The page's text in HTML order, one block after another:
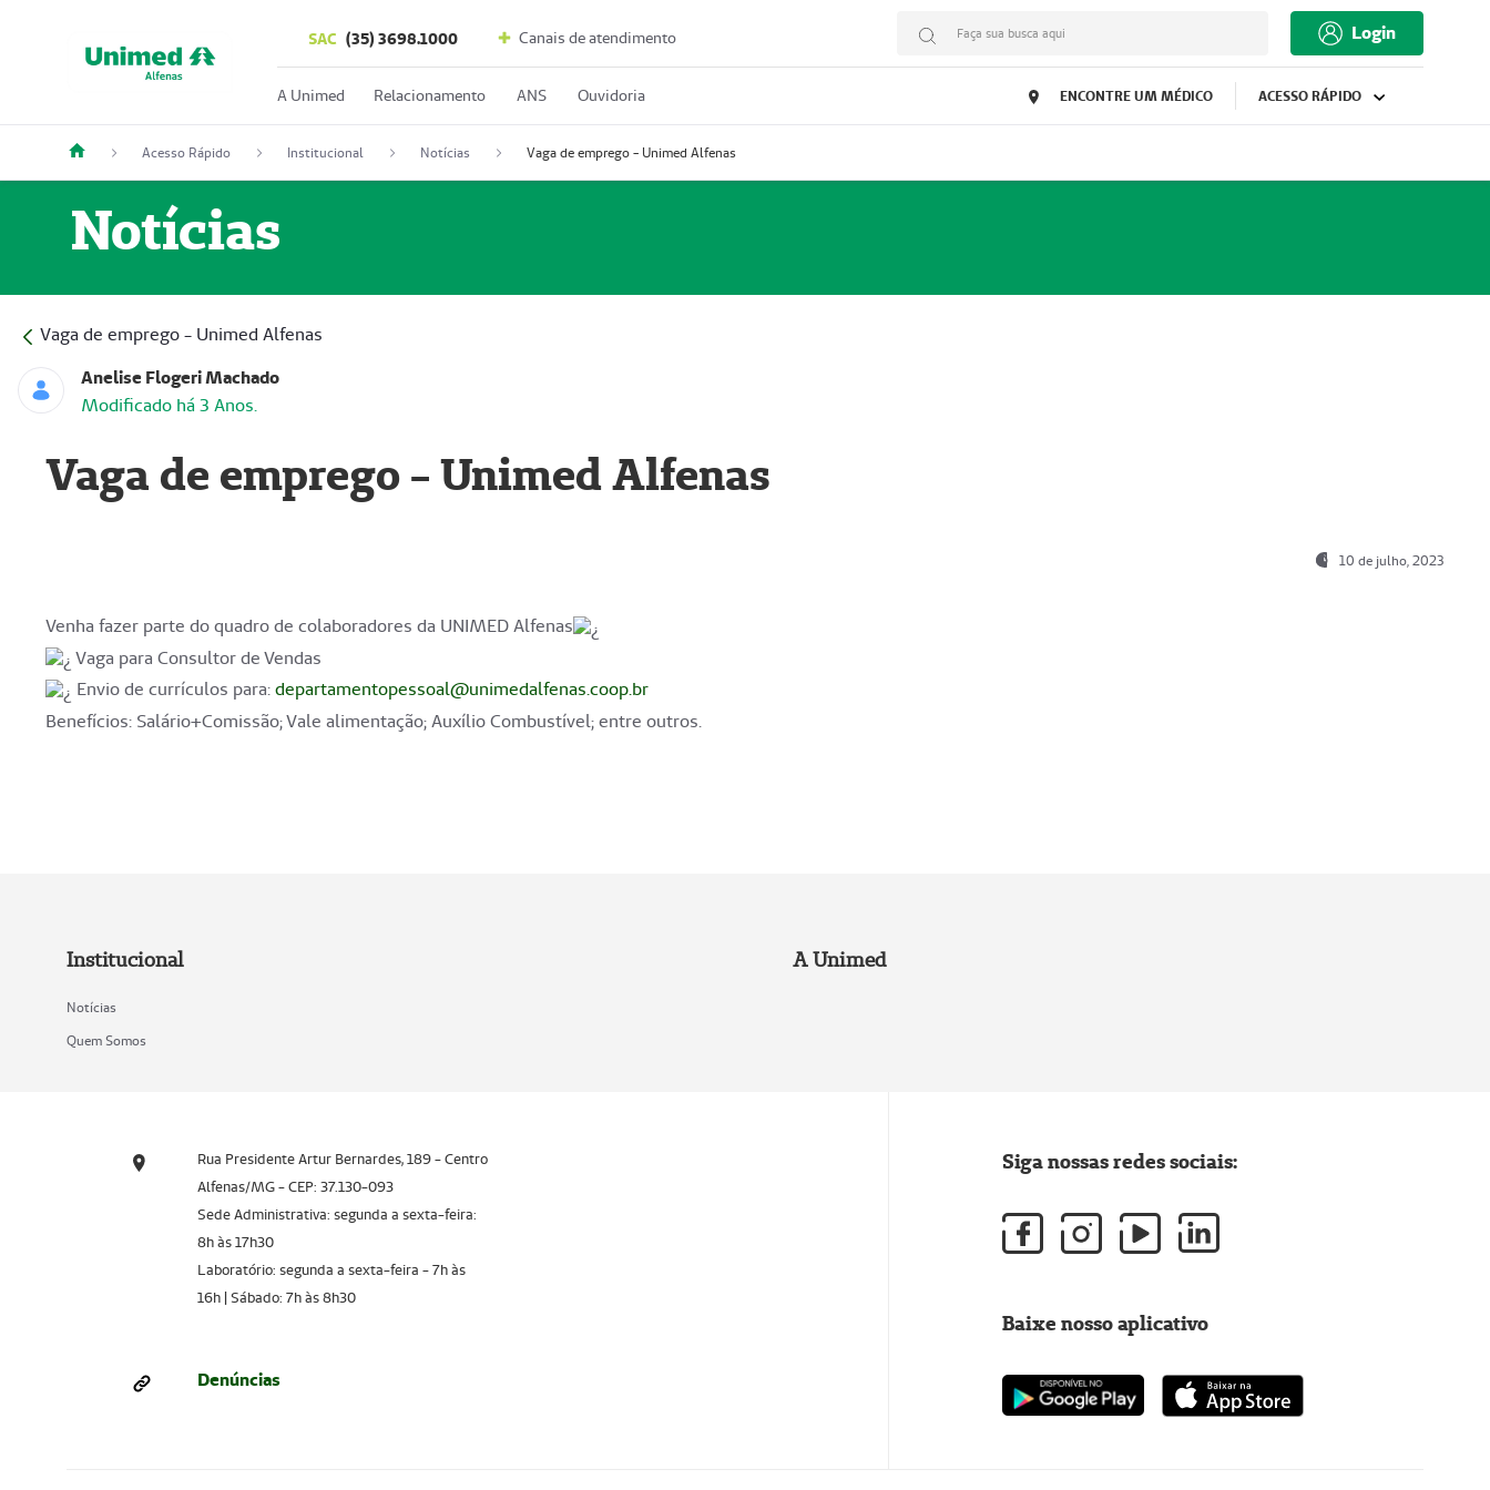
SAC (35) 3698.1000 Canais de atendimento Faça sua busca aqui Login
A Unimed Relacionamento ANS Ouvidoria ENCONTRE UM MÉDICO ACESSO RÁPIDO
Acesso Rápido Institucional Notícias Vaga de emprego - Unimed Alfenas
Notícias
Vaga de emprego - Unimed Alfenas
Anelise Flogeri Machado
Modificado há 3 Anos.
Vaga de emprego - Unimed Alfenas
10 de julho, 2023
Venha fazer parte do quadro de colaboradores da UNIMED Alfenas
Vaga para Consultor de Vendas
Envio de currículos para:departamentopessoal@unimedalfenas.coop.br
Benefícios: Salário+Comissão; Vale alimentação; Auxílio Combustível; entre outros.
Institucional
Notícias
Quem Somos
A Unimed
Rua Presidente Artur Bernardes, 189 - Centro
Alfenas/MG - CEP: 37.130-093
Sede Administrativa: segunda a sexta-feira:
8h às 17h30
Laboratório: segunda a sexta-feira - 7h às
16h | Sábado: 7h às 8h30
Denúncias
Siga nossas redes sociais:
Baixe nosso aplicativo